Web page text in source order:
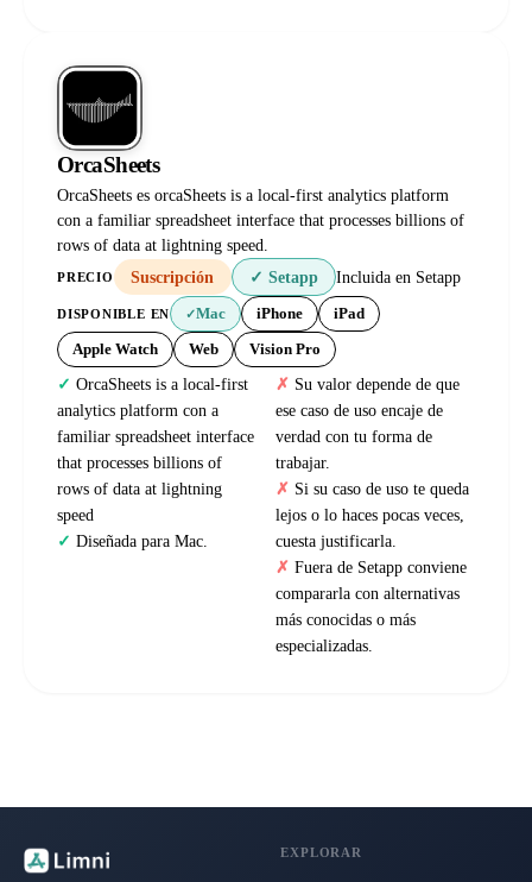
OrcaSheets
OrcaSheets es orcaSheets is a local-first analytics platform
con a familiar spreadsheet interface that processes billions of
rows of data at lightning speed.
PRECIO Suscripción ✓ Setapp Incluida en Setapp
DISPONIBLE EN ✓Mac iPhone iPad
Apple Watch Web Vision Pro
OrcaSheets is a local-first
analytics platform con a
familiar spreadsheet interface
that processes billions of
rows of data at lightning
speed
Diseñada para Mac.
Su valor depende de que
ese caso de uso encaje de
verdad con tu forma de
trabajar.
Si su caso de uso te queda
lejos o lo haces pocas veces,
cuesta justificarla.
Fuera de Setapp conviene
compararla con alternativas
más conocidas o más
especializadas.
EXPLORAR